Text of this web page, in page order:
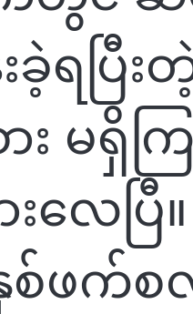
ခဲ့ရပြီ
းစား
းလေပ
စ်ဖက်